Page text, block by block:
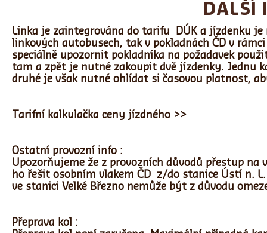
DALŠÍ
Linka je zaintegrována do tarifu DÚK a jízdenku
linkových autobusech, tak v pokladnách ČD v
speciálně upozornit pokladníka na požadavek
tam a zpět je nutné zakoupit dvě jízdenky. Jednu
druhé je však nutné ohlídat si časovou platnost,
Tarifní kalkulačka ceny jízdného >>
Ostatní provozní info :
Upozorňujeme že z provozních důvodů přestup na
ho řešit osobním vlakem ČD z/do stanice Ústí n.
ve stanici Velké Březno nemůže být z důvodu
Přeprava kol :